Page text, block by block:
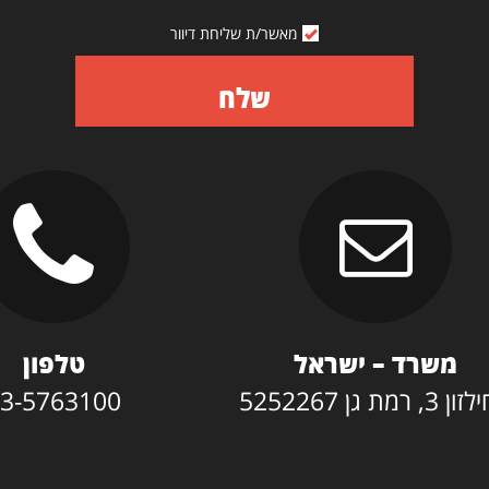
מאשר/ת שליחת דיוור
שלח
משרד – ישראל
גן 5252267
טלפון
5763100